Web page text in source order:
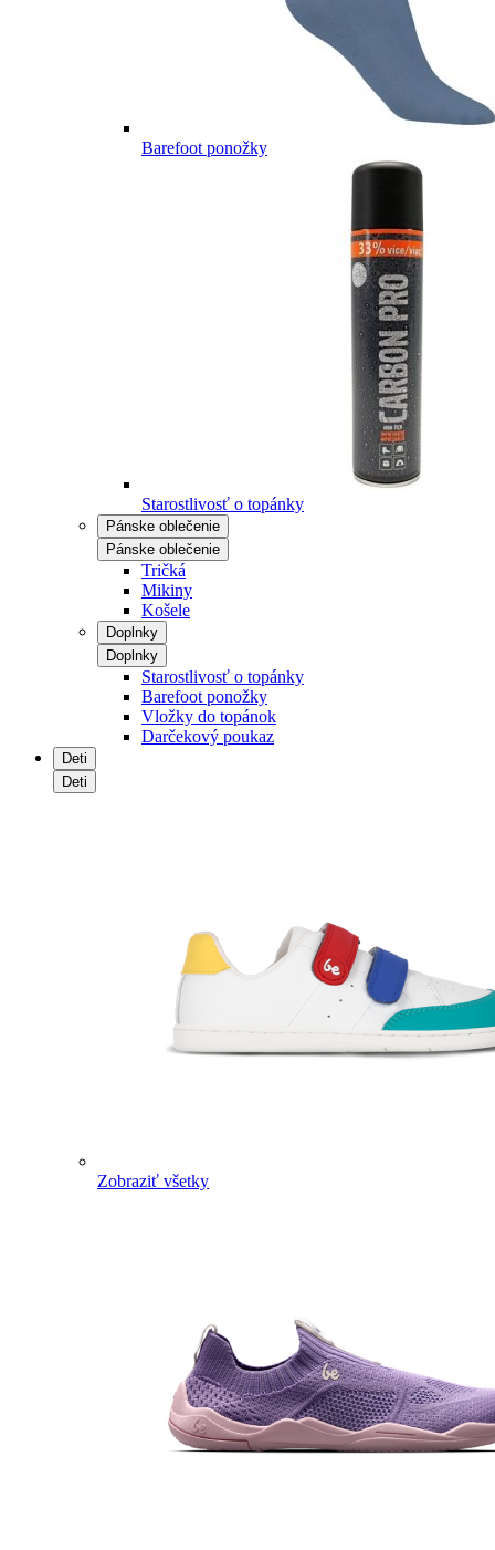
Barefoot ponožky
Starostlivosť o topánky
Pánske oblečenie
Pánske oblečenie
Tričká
Mikiny
Košele
Doplnky
Doplnky
Starostlivosť o topánky
Barefoot ponožky
Vložky do topánok
Darčekový poukaz
Deti
Deti
Zobraziť všetky